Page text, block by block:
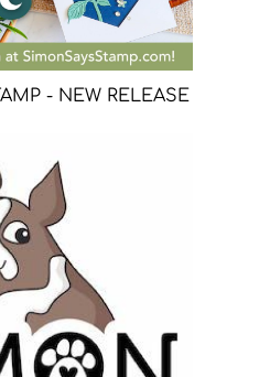
- NEW RELEASE